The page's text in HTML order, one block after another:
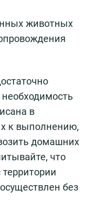
животных
в
к выполнению,
домашних
что
без